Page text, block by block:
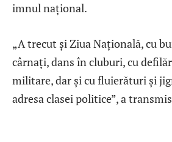
imnul național.
„A trecut și Ziua Națională, cu
cârnați, dans în cluburi, cu
militare, dar și cu fluierături și
adresa clasei politice”, a